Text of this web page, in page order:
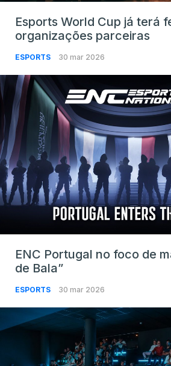
Esports World Cup já terá
organizações parceiras
ESPORTS 30 mar 2026
ENC Portugal no foco de
de Bala”
ESPORTS 30 mar 2026